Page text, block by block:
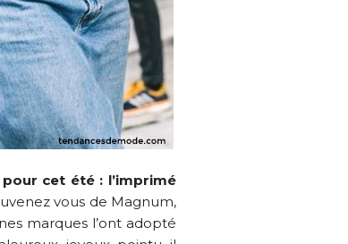
cet été : l’imprimé
vous de Magnum,
marques l’ont adopté